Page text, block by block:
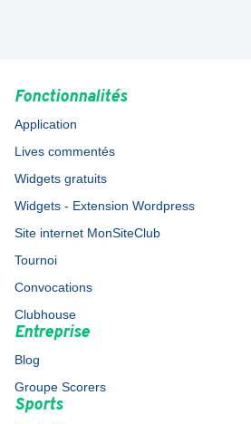
Fonctionnalités
Application
Lives commentés
Widgets gratuits
Widgets - Extension Wordpress
Site internet MonSiteClub
Tournoi
Convocations
Clubhouse
Entreprise
Blog
Groupe Scorers
Sports